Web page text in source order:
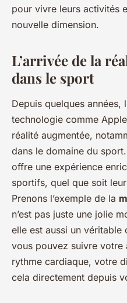
pour vivre leurs activités
nouvelle dimension.
L’arrivée de la
dans le sport
Depuis quelques années,
technologie comme
réalité augmentée,
dans le domaine du
offre une expérience
sportifs, quel que soit
Prenons l’exemple de la
n’est pas juste une jolie
elle est aussi un
vous pouvez suivre
rythme cardiaque, votre
cela directement depuis